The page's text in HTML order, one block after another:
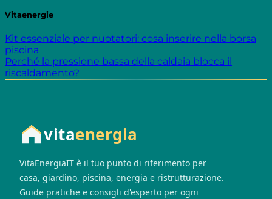
Vitaenergie
Kit essenziale per nuotatori: cosa inserire nella borsa
piscina
Perché la pressione bassa della caldaia blocca il
riscaldamento?
vitaenergia
VitaEnergiaIT è il tuo punto di riferimento per
casa, giardino, piscina, energia e ristrutturazione.
Guide pratiche e consigli d'esperto per ogni